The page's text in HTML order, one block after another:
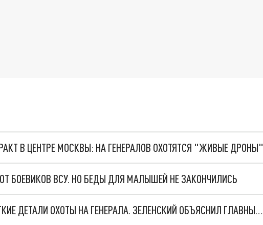
В ЦЕНТРЕ МОСКВЫ: НА ГЕНЕРАЛОВ ОХОТЯТСЯ "ЖИВЫЕ ДРОНЫ"
БОЕВИКОВ ВСУ. НО БЕДЫ ДЛЯ МАЛЫШЕЙ НЕ ЗАКОНЧИЛИСЬ
"МЫ ВАС ЗАСТАВИМ": ЖУТКИЕ ДЕТАЛИ ОХОТЫ НА ГЕНЕРАЛА. ЗЕЛЕНСКИЙ ОБЪЯСНИЛ ГЛАВНЫЙ СМЫСЛ ТЕРАКТА В ЦЕНТРЕ МОСКВЫ